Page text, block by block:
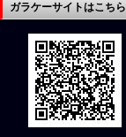
ガラケーサイトはこちら